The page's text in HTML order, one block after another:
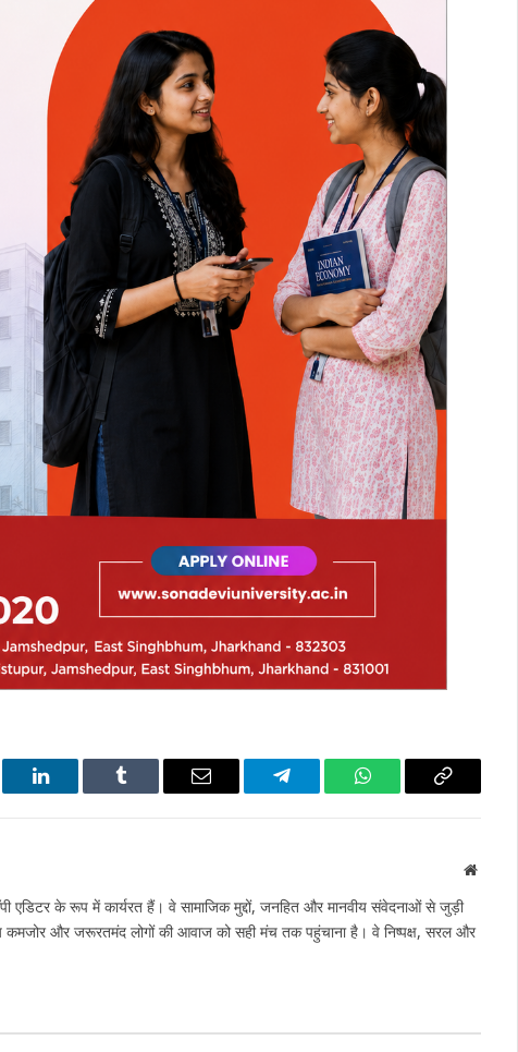
LinkedIn Tumblr Email Telegram WhatsAppCopy
Website
एडिटर के रूप में कार्यरत हैं। वे सामाजिक मुद्दों, जनहित और मानवीय संवेदनाओं से जुड़ी
और जरूरतमंद लोगों की आवाज को सही मंच तक पहुंचाना है। वे निष्पक्ष, सरल और